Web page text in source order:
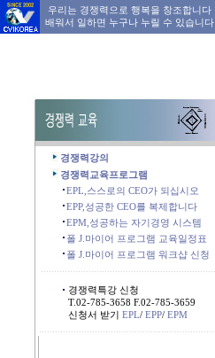
우리는 경쟁력으로 행복을 창조합니다
배워서 일하면 누구나 누릴 수 있습니다
경쟁력강의
경쟁력교육프로그램
EPL,스스로의 CEO가 되십시오
EPP,성공한 CEO를 복제합니다
EPM,성공하는 자기경영 시스템
폴 J.마이어 프로그램 교육일정표
폴 J.마이어 프로그램 워크샵 신청
경쟁력특강 신청
T.02-785-3658F.02-785-3659
신청서 받기EPL/EPP/EPM